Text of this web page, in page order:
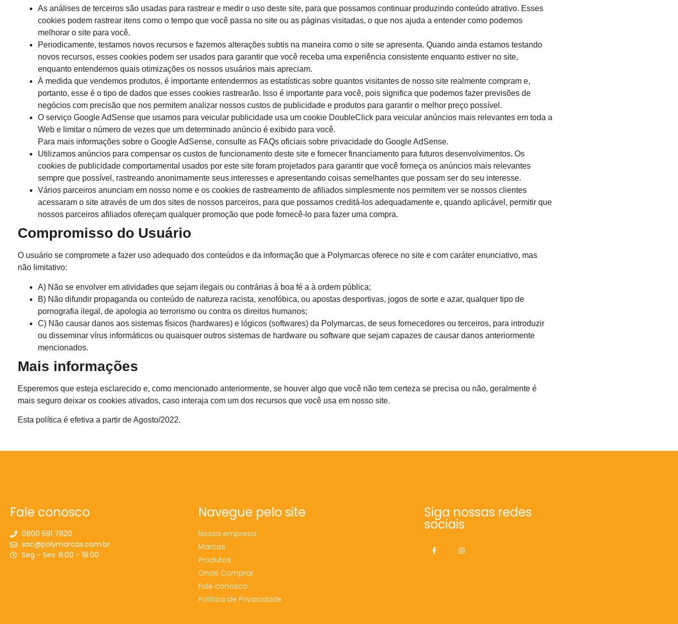
As análises de terceiros são usadas para rastrear e medir o uso deste site, para que possamos continuar produzindo conteúdo atrativo. Esses
cookies podem rastrear itens como o tempo que você passa no site ou as páginas visitadas, o que nos ajuda a entender como podemos
melhorar o site para você.
Periodicamente, testamos novos recursos e fazemos alterações subtis na maneira como o site se apresenta. Quando ainda estamos testando
novos recursos, esses cookies podem ser usados para garantir que você receba uma experiência consistente enquanto estiver no site,
enquanto entendemos quais otimizações os nossos usuários mais apreciam.
À medida que vendemos produtos, é importante entendermos as estatísticas sobre quantos visitantes de nosso site realmente compram e,
portanto, esse é o tipo de dados que esses cookies rastrearão. Isso é importante para você, pois significa que podemos fazer previsões de
negócios com precisão que nos permitem analizar nossos custos de publicidade e produtos para garantir o melhor preço possível.
O serviço Google AdSense que usamos para veicular publicidade usa um cookie DoubleClick para veicular anúncios mais relevantes em toda a
Web e limitar o número de vezes que um determinado anúncio é exibido para você.
Para mais informações sobre o Google AdSense, consulte as FAQs oficiais sobre privacidade do Google AdSense.
Utilizamos anúncios para compensar os custos de funcionamento deste site e fornecer financiamento para futuros desenvolvimentos. Os
cookies de publicidade comportamental usados por este site foram projetados para garantir que você forneça os anúncios mais relevantes
sempre que possível, rastreando anonimamente seus interesses e apresentando coisas semelhantes que possam ser do seu interesse.
Vários parceiros anunciam em nosso nome e os cookies de rastreamento de afiliados simplesmente nos permitem ver se nossos clientes
acessaram o site através de um dos sites de nossos parceiros, para que possamos creditá-los adequadamente e, quando aplicável, permitir que
nossos parceiros afiliados ofereçam qualquer promoção que pode fornecê-lo para fazer uma compra.
Compromisso do Usuário
O usuário se compromete a fazer uso adequado dos conteúdos e da informação que a Polymarcas oferece no site e com caráter enunciativo, mas
não limitativo:
A) Não se envolver em atividades que sejam ilegais ou contrárias à boa fé a à ordem pública;
B) Não difundir propaganda ou conteúdo de natureza racista, xenofóbica, ou apostas desportivas, jogos de sorte e azar, qualquer tipo de
pornografia ilegal, de apologia ao terrorismo ou contra os direitos humanos;
C) Não causar danos aos sistemas físicos (hardwares) e lógicos (softwares) da Polymarcas, de seus fornecedores ou terceiros, para introduzir
ou disseminar vírus informáticos ou quaisquer outros sistemas de hardware ou software que sejam capazes de causar danos anteriormente
mencionados.
Mais informações
Esperemos que esteja esclarecido e, como mencionado anteriormente, se houver algo que você não tem certeza se precisa ou não, geralmente é
mais seguro deixar os cookies ativados, caso interaja com um dos recursos que você usa em nosso site.
Esta política é efetiva a partir de Agosto/2022.
Fale conosco
0800 591 7820
sac@polymarcas.com.br
Seg - Sex: 8:00 - 18:00
Navegue pelo site
Nossa empresa
Marcas
Produtos
Onde Comprar
Fale conosco
Política de Privacidade
Siga nossas redes
sociais